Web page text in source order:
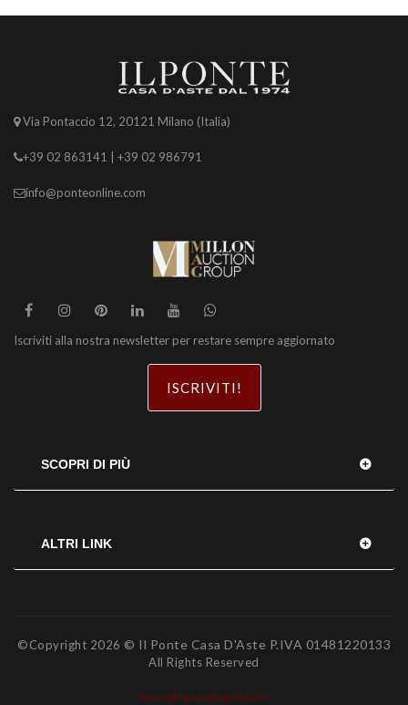
Via Pontaccio 12, 20121 Milano (Italia)
+39 02 863141 | +39 02 986791
info@ponteonline.com
Iscriviti alla nostra newsletter per restare sempre aggiornato
ISCRIVITI!
SCOPRI DI PIÙ
ALTRI LINK
©Copyright 2026 © Il Ponte Casa D'Aste P.IVA 01481220133
All Rights Reserved
Powered by Amadego SiteCAST